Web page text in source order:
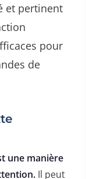
et pertinent
pour
de
une manière
Il peut